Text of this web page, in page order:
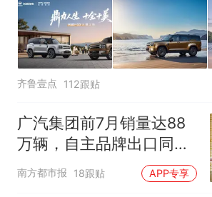
齐鲁壹点 112跟贴
广汽集团前7月销量达88
万辆，自主品牌出口同比
增130%
南方都市报 18跟贴 APP专享